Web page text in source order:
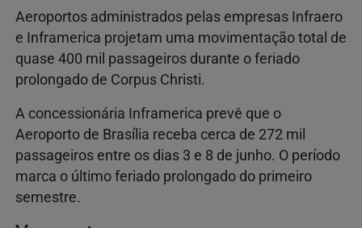
Aeroportos administrados pelas empresas Infraero
e Inframerica projetam uma movimentação total de
quase 400 mil passageiros durante o feriado
prolongado de Corpus Christi.
A concessionária Inframerica prevê que o
Aeroporto de Brasília receba cerca de 272 mil
passageiros entre os dias 3 e 8 de junho. O período
marca o último feriado prolongado do primeiro
semestre.